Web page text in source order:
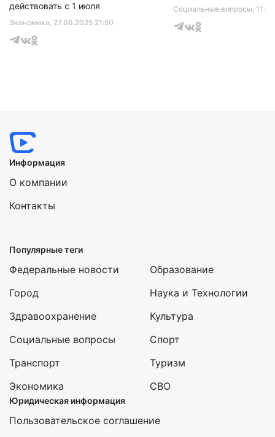
Экономика, 27.06.2025 21:50
действовать с 1 июля
Социальные вопросы,
Информация
О компании
Контакты
Популярные теги
Федеральные новости
Город
Здравоохранение
Социальные вопросы
Транспорт
Экономика
Образование
Наука и Технологии
Культура
Спорт
Туризм
СВО
Юридическая информация
Пользовательское соглашение